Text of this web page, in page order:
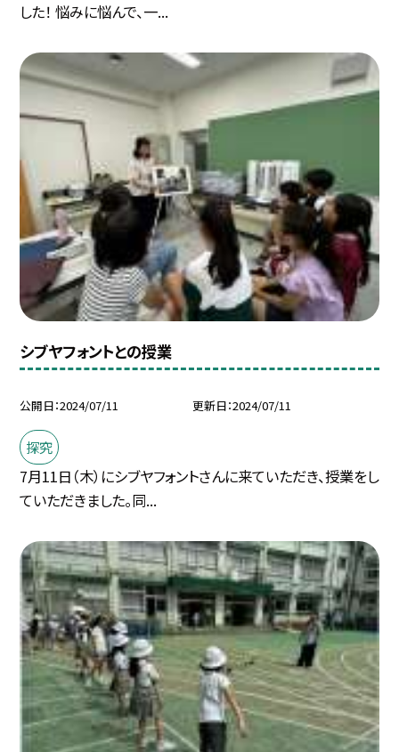
した！ 悩みに悩んで、一...
シブヤフォントとの授業
公開日 2024/07/11 更新日 2024/07/11
探究
7月11日（木）にシブヤフォントさんに来ていただき、授業をし
ていただきました。同...